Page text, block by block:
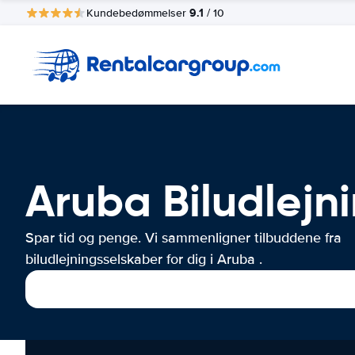
Kundebedømmelser 9.1 / 10
Aruba
Spar tid og penge. Vi sammenligner tilbuddene fra
biludlejningsselskaber for dig i Aruba .